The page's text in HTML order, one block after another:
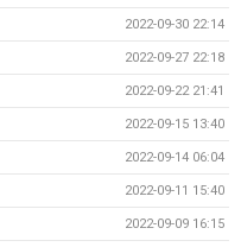
2022-09-30 22:14
2022-09-27 22:18
2022-09-22 21:41
2022-09-15 13:40
2022-09-14 06:04
2022-09-11 15:40
2022-09-09 16:15